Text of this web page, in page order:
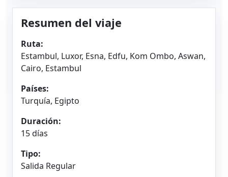
Resumen del viaje
Ruta:
Estambul, Luxor, Esna, Edfu, Kom Ombo, Aswan,
Cairo, Estambul
Países:
Turquía, Egipto
Duración:
15 días
Tipo:
Salida Regular